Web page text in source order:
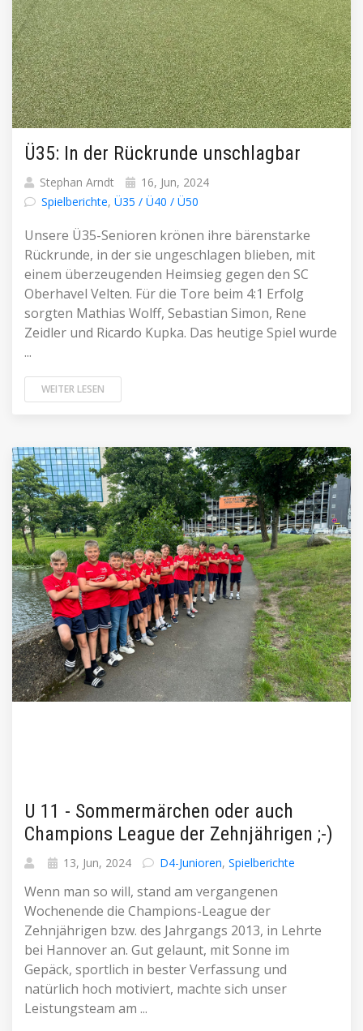
Ü35: In der Rückrunde unschlagbar
Stephan Arndt
16, Jun, 2024
Spielberichte, Ü35 / Ü40 / Ü50
Unsere Ü35-Senioren krönen ihre bärenstarke
Rückrunde, in der sie ungeschlagen blieben, mit
einem überzeugenden Heimsieg gegen den SC
Oberhavel Velten. Für die Tore beim 4:1 Erfolg
sorgten Mathias Wolff, Sebastian Simon, Rene
Zeidler und Ricardo Kupka. Das heutige Spiel wurde
...
WEITER LESEN
U 11 - Sommermärchen oder auch
Champions League der Zehnjährigen ;-)
13, Jun, 2024 D4-Junioren, Spielberichte
Wenn man so will, stand am vergangenen
Wochenende die Champions-League der
Zehnjährigen bzw. des Jahrgangs 2013, in Lehrte
bei Hannover an. Gut gelaunt, mit Sonne im
Gepäck, sportlich in bester Verfassung und
natürlich hoch motiviert, machte sich unser
Leistungsteam am ...